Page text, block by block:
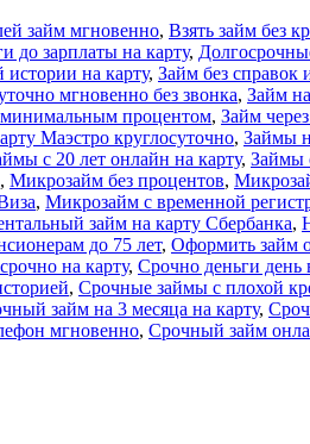
займ мгновенно, Взять займ без
до зарплаты на карту,
истории на карту, Займ без справок
мгновенно без звонка, Займ
процентом, Займ
Маэстро круглосуточно, Займы
с 20 лет онлайн на карту, Займы
, Микрозайм без процентов,
, Микрозайм с временной
займ на карту Сбербанка,
до 75 лет, Оформить займ
на карту, Срочно деньги день
, Срочные займы с плохой
займ на 3 месяца на карту,
мгновенно, Срочный займ